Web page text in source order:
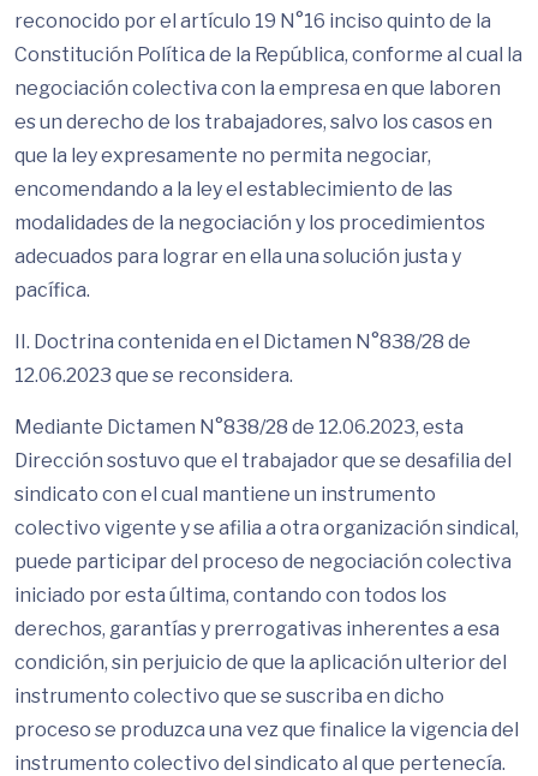
reconocido por el artículo 19 N°16 inciso quinto de la
Constitución Política de la República, conforme al cual la
negociación colectiva con la empresa en que laboren
es un derecho de los trabajadores, salvo los casos en
que la ley expresamente no permita negociar,
encomendando a la ley el establecimiento de las
modalidades de la negociación y los procedimientos
adecuados para lograr en ella una solución justa y
pacífica.
II. Doctrina contenida en el Dictamen N°838/28 de
12.06.2023 que se reconsidera.
Mediante Dictamen N°838/28 de 12.06.2023, esta
Dirección sostuvo que el trabajador que se desafilia del
sindicato con el cual mantiene un instrumento
colectivo vigente y se afilia a otra organización sindical,
puede participar del proceso de negociación colectiva
iniciado por esta última, contando con todos los
derechos, garantías y prerrogativas inherentes a esa
condición, sin perjuicio de que la aplicación ulterior del
instrumento colectivo que se suscriba en dicho
proceso se produzca una vez que finalice la vigencia del
instrumento colectivo del sindicato al que pertenecía.